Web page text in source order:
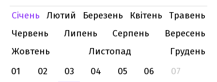
Січень
Лютий Березень Квітень
Травень
Червень
Липень Серпень
Вересень
Жовтень
Листопад
Грудень
01
02 03 04 05 06
07